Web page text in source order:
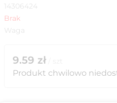
14306424
Brak
Waga
9.59 zł
Produkt chwilowo